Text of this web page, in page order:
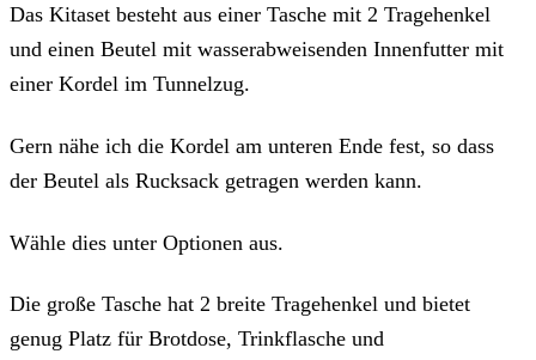
Das Kitaset besteht aus einer Tasche mit 2 Tragehenkel
und einen Beutel mit wasserabweisenden Innenfutter mit
einer Kordel im Tunnelzug.
Gern nähe ich die Kordel am unteren Ende fest, so dass
der Beutel als Rucksack getragen werden kann.
Wähle dies unter Optionen aus.
Die große Tasche hat 2 breite Tragehenkel und bietet
genug Platz für Brotdose, Trinkflasche und